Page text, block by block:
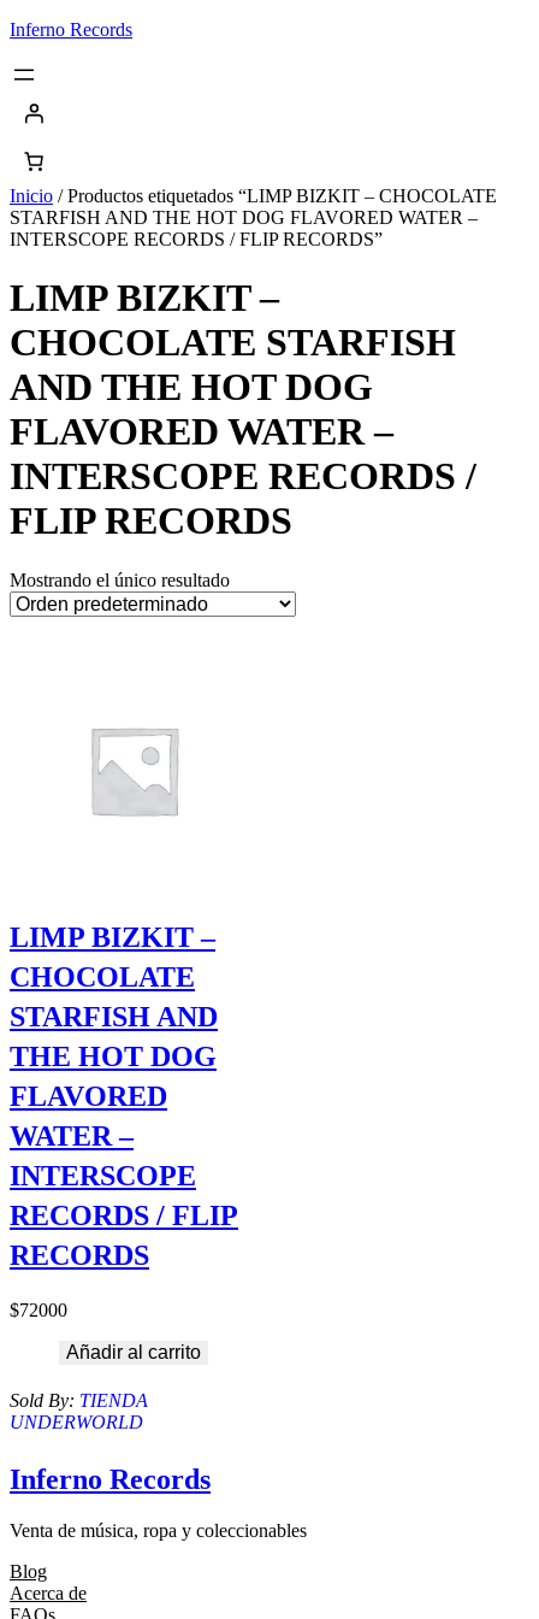
Saltar
contenido
Inferno Records
Inicio / Productos etiquetados “LIMP BIZKIT – CHOCOLATE
STARFISH AND THE HOT DOG FLAVORED WATER –
INTERSCOPE RECORDS / FLIP RECORDS”
LIMP BIZKIT –
CHOCOLATE STARFISH
AND THE HOT DOG
FLAVORED WATER –
INTERSCOPE RECORDS /
FLIP RECORDS
Mostrando el único resultado
LIMP BIZKIT –
CHOCOLATE
STARFISH AND
THE HOT DOG
FLAVORED
WATER –
INTERSCOPE
RECORDS / FLIP
RECORDS
$72000
Añadir al carrito
Sold By: TIENDA
UNDERWORLD
Inferno Records
Venta de música, ropa y coleccionables
Blog
Acerca de
FAQs